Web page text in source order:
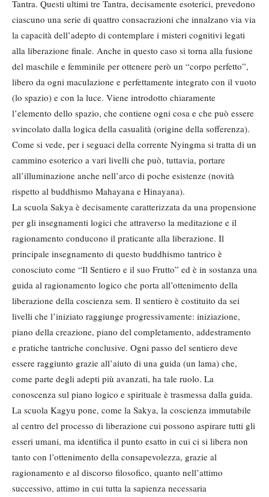
Tantra. Questi ultimi tre Tantra, decisamente esoterici, prevedono
ciascuno una serie di quattro consacrazioni che innalzano via via
la capacità dell’adepto di contemplare i misteri cognitivi legati
alla liberazione finale. Anche in questo caso si torna alla fusione
del maschile e femminile per ottenere però un “corpo perfetto”,
libero da ogni maculazione e perfettamente integrato con il vuoto
(lo spazio) e con la luce. Viene introdotto chiaramente
l’elemento dello spazio, che contiene ogni cosa e che può essere
svincolato dalla logica della casualità (origine della sofferenza).
Come si vede, per i seguaci della corrente Nyingma si tratta di un
cammino esoterico a vari livelli che può, tuttavia, portare
all’illuminazione anche nell’arco di poche esistenze (novità
rispetto al buddhismo Mahayana e Hinayana).
La scuola Sakya è decisamente caratterizzata da una propensione
per gli insegnamenti logici che attraverso la meditazione e il
ragionamento conducono il praticante alla liberazione. Il
principale insegnamento di questo buddhismo tantrico è
conosciuto come “Il Sentiero e il suo Frutto” ed è in sostanza una
guida al ragionamento logico che porta all’ottenimento della
liberazione della coscienza sem. Il sentiero è costituito da sei
livelli che l’iniziato raggiunge progressivamente: iniziazione,
piano della creazione, piano del completamento, addestramento
e pratiche tantriche conclusive. Ogni passo del sentiero deve
essere raggiunto grazie all’aiuto di una guida (un lama) che,
come parte degli adepti più avanzati, ha tale ruolo. La
conoscenza sul piano logico e spirituale è trasmessa dalla guida.
La scuola Kagyu pone, come la Sakya, la coscienza immutabile
al centro del processo di liberazione cui possono aspirare tutti gli
esseri umani, ma identifica il punto esatto in cui ci si libera non
tanto con l’ottenimento della consapevolezza, grazie al
ragionamento e al discorso filosofico, quanto nell’attimo
successivo, attimo in cui tutta la sapienza necessaria